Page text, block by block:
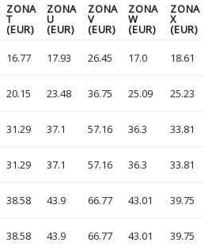
ZONA
T
(EUR)
ZONA
U
(EUR)
ZONA
V
(EUR)
ZONA
W
(EUR)
ZONA
X
(EUR)
16.77 17.93 26.45 17.0 18.61
20.15 23.48 36.75 25.09 25.23
31.29 37.1 57.16 36.3 33.81
31.29 37.1 57.16 36.3 33.81
38.58 43.9 66.77 43.01 39.75
38.58 43.9 66.77 43.01 39.75